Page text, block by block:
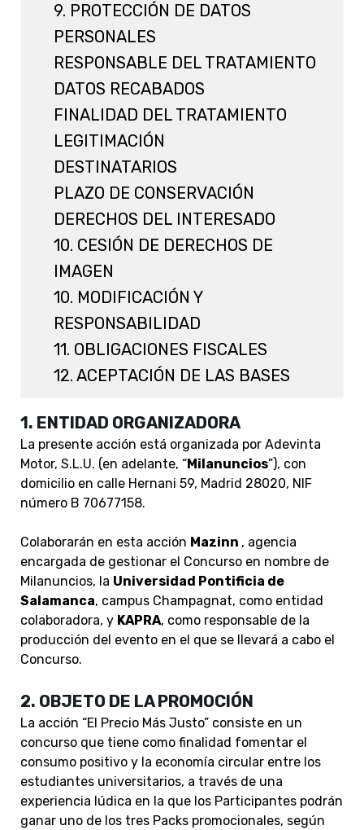
9. PROTECCIÓN DE DATOS
PERSONALES
RESPONSABLE DEL TRATAMIENTO
DATOS RECABADOS
FINALIDAD DEL TRATAMIENTO
LEGITIMACIÓN
DESTINATARIOS
PLAZO DE CONSERVACIÓN
DERECHOS DEL INTERESADO
10. CESIÓN DE DERECHOS DE
IMAGEN
10. MODIFICACIÓN Y
RESPONSABILIDAD
11. OBLIGACIONES FISCALES
12. ACEPTACIÓN DE LAS BASES
1. ENTIDAD ORGANIZADORA
La presente acción está organizada por Adevinta
Motor, S.L.U. (en adelante, “Milanuncios”), con
domicilio en calle Hernani 59, Madrid 28020, NIF
número B 70677158.
Colaborarán en esta acción Mazinn , agencia
encargada de gestionar el Concurso en nombre de
Milanuncios, la Universidad Pontificia de
Salamanca, campus Champagnat, como entidad
colaboradora, y KAPRA, como responsable de la
producción del evento en el que se llevará a cabo el
Concurso.
2. OBJETO DE LA PROMOCIÓN
La acción “El Precio Más Justo” consiste en un
concurso que tiene como finalidad fomentar el
consumo positivo y la economía circular entre los
estudiantes universitarios, a través de una
experiencia lúdica en la que los Participantes podrán
ganar uno de los tres Packs promocionales, según